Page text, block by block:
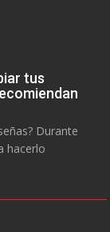
tus
Durante
hacerlo